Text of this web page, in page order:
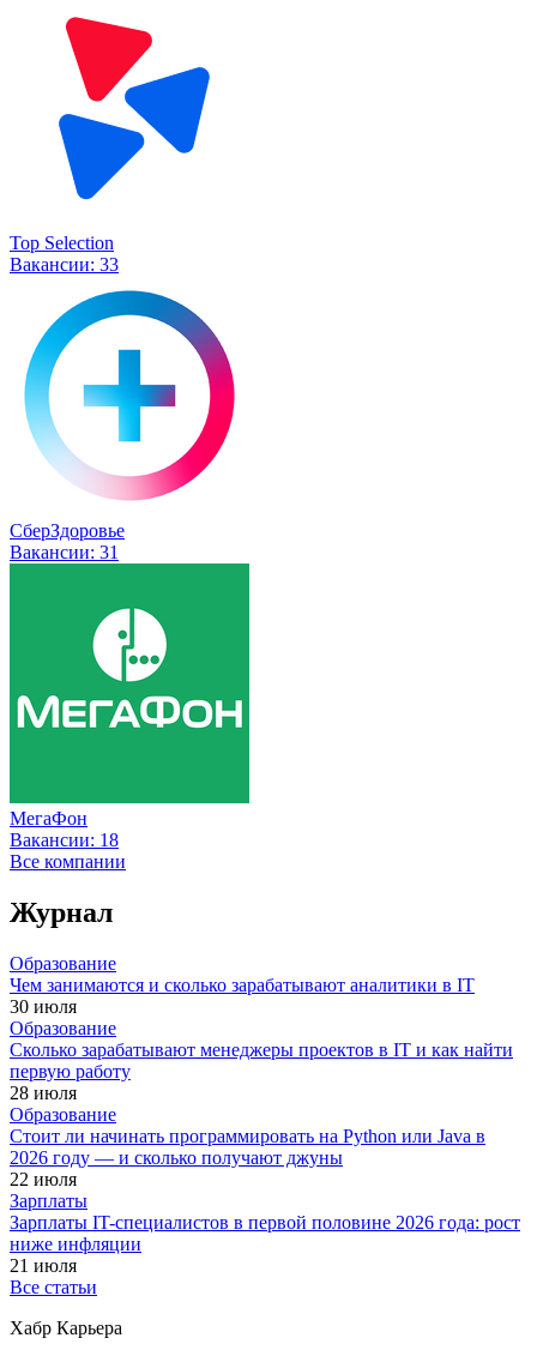
Top Selection
Вакансии: 33
СберЗдоровье
Вакансии: 31
МегаФон
Вакансии: 18
Все компании
Журнал
Образование
Чем занимаются и сколько зарабатывают аналитики в IT
30 июля
Образование
Сколько зарабатывают менеджеры проектов в IT и как найти
первую работу
28 июля
Образование
Стоит ли начинать программировать на Python или Java в
2026 году — и сколько получают джуны
22 июля
Зарплаты
Зарплаты IT-специалистов в первой половине 2026 года: рост
ниже инфляции
21 июля
Все статьи
Хабр Карьера